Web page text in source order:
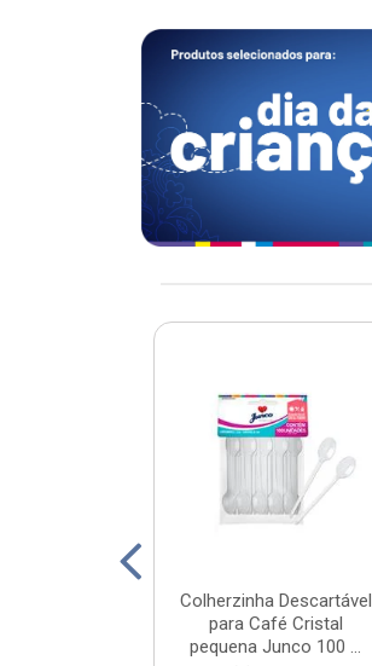
Colherzinha Descartável
para Café Cristal
pequena Junco 100 ...